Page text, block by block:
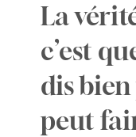
La
c’est
dis
peut